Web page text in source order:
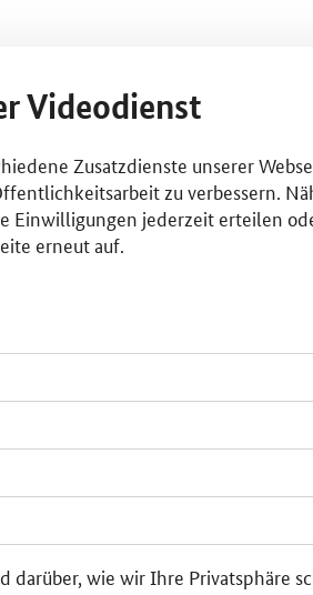
Videodienst
Zusatzdienste unserer
zu verbessern.
Einwilligungen jederzeit erteilen
erneut auf.
wie wir Ihre Privatsphäre